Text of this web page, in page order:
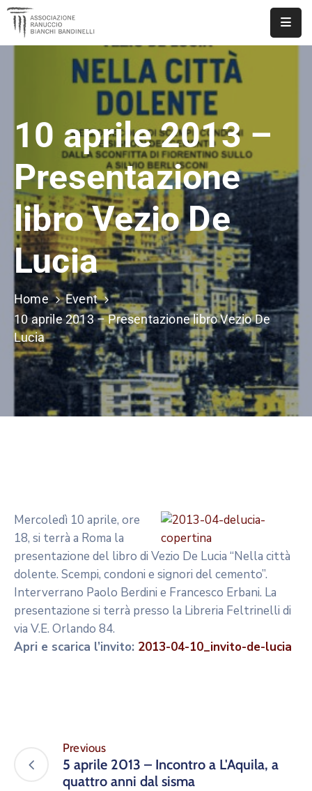
ASSOCIAZIONE
DOCUMENTI
PUBBLICAZIONI
CONTATTI
10 aprile 2013 –
Presentazione
libro Vezio De
Lucia
Home
Event
10 aprile 2013 – Presentazione libro Vezio De
Lucia
Mercoledì 10 aprile, ore
18, si terrà a Roma la
presentazione del libro di Vezio De Lucia “Nella città
dolente. Scempi, condoni e signori del cemento”.
Interverrano Paolo Berdini e Francesco Erbani. La
presentazione si terrà presso la Libreria Feltrinelli di
via V.E. Orlando 84.
Apri e scarica l’invito: 2013-04-10_invito-de-lucia
Previous
5 aprile 2013 – Incontro a L'Aquila, a
quattro anni dal sisma